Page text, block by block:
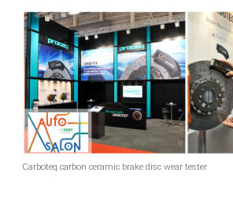
Carboteq carbon ceramic brake disc wear tester